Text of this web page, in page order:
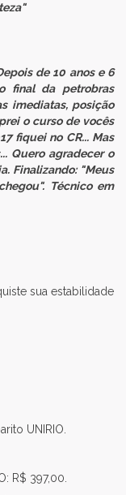
"
de 10 anos e 6
final da petrobras
imediatas, posição
o curso de vocês
fiquei no CR... Mas
Quero agradecer o
Finalizando: "Meus
Técnico em
sua estabilidade
UNIRIO.
R$ 397,00.